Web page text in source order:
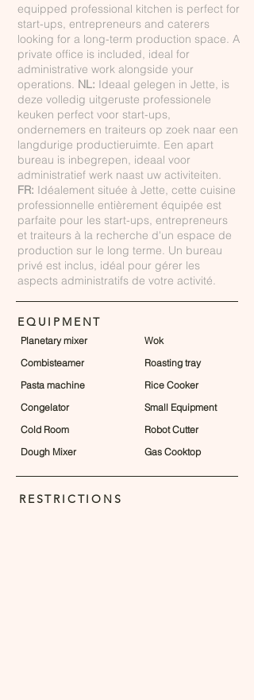
equipped professional kitchen is perfect for
start-ups, entrepreneurs and caterers
looking for a long-term production space. A
private office is included, ideal for
administrative work alongside your
operations. NL: Ideaal gelegen in Jette, is
deze volledig uitgeruste professionele
keuken perfect voor start-ups,
ondernemers en traiteurs op zoek naar een
langdurige productieruimte. Een apart
bureau is inbegrepen, ideaal voor
administratief werk naast uw activiteiten.
FR: Idéalement située à Jette, cette cuisine
professionnelle entièrement équipée est
parfaite pour les start-ups, entrepreneurs
et traiteurs à la recherche d'un espace de
production sur le long terme. Un bureau
privé est inclus, idéal pour gérer les
aspects administratifs de votre activité.
EQUIPMENT
Planetary mixer
Combisteamer
Pasta machine
Congelator
Cold Room
Dough Mixer
Wok
Roasting tray
Rice Cooker
Small Equipment
Robot Cutter
Gas Cooktop
RESTRICTIONS